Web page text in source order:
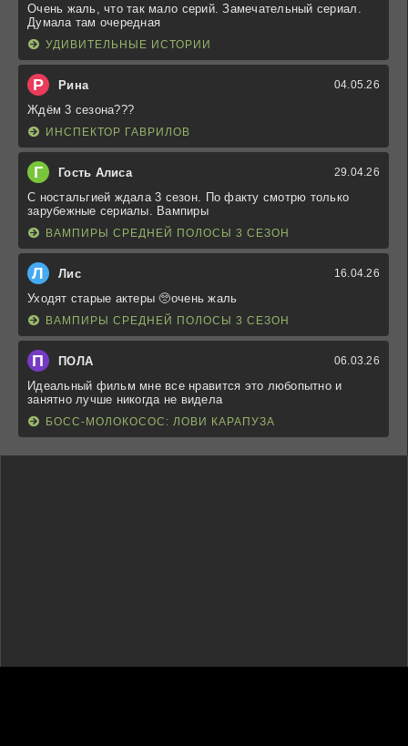
Очень жаль, что так мало серий. Замечательный сериал.
Думала там очередная
УДИВИТЕЛЬНЫЕ ИСТОРИИ
Р Рина 04.05.26
Ждём 3 сезона???
ИНСПЕКТОР ГАВРИЛОВ
Г Гость Алиса 29.04.26
С ностальгией ждала 3 сезон. По факту смотрю только
зарубежные сериалы. Вампиры
ВАМПИРЫ СРЕДНЕЙ ПОЛОСЫ 3 СЕЗОН
Л Лис 16.04.26
Уходят старые актеры 🥺очень жаль
ВАМПИРЫ СРЕДНЕЙ ПОЛОСЫ 3 СЕЗОН
П ПОЛА 06.03.26
Идеальный фильм мне все нравится это любопытно и
занятно лучше никогда не видела
БОСС-МОЛОКОСОС: ЛОВИ КАРАПУЗА